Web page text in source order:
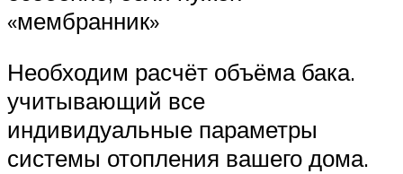
«мембранник»
Необходим расчёт объёма бака.
учитывающий все
индивидуальные параметры
системы отопления вашего дома.